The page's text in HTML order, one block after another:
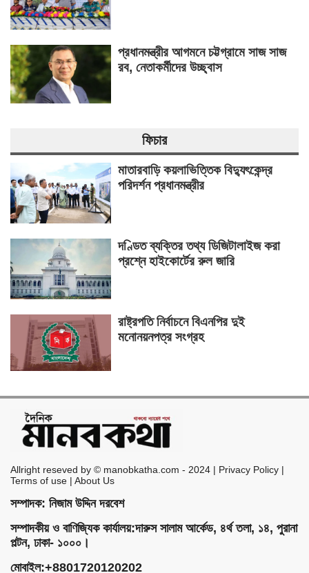
প্রধানমন্ত্রীর আগমনে চট্টগ্রামে সাজ সাজ
রব, নেতাকর্মীদের উচ্ছ্বাস
ফিচার
মাতারবাড়ি কয়লাভিত্তিক বিদ্যুৎকেন্দ্র
পরিদর্শন প্রধানমন্ত্রীর
দণ্ডিত ব্যক্তির তথ্য ডিজিটালাইজ করা
প্রশ্নে হাইকোর্টের রুল জারি
রাষ্ট্রপতি নির্বাচনে বিএনপির দুই
মনোনয়নপত্র সংগ্রহ
Allright reseved by © manobkatha.com - 2024 | Privacy Policy |
Terms of use | About Us
সম্পাদক: নিজাম উদ্দিন দরবেশ
সম্পাদকীয় ও বাণিজ্যিক কার্যালয়:দারুস সালাম আর্কেড, ৪র্থ তলা, ১৪, পুরানা
পল্টন, ঢাকা- ১০০০।
মোবাইল:+8801720120202